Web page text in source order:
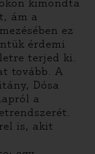
kimondta
ám a
ez
érdemi
terjed ki.
tovább. A
Dósa
a
is, akit